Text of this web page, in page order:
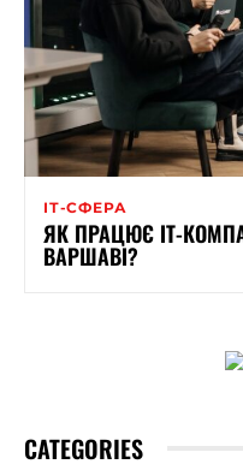
ІТ-СФЕРА
ЯК ПРАЦЮЄ ІТ-
ВАРШАВІ?
CATEGORIES